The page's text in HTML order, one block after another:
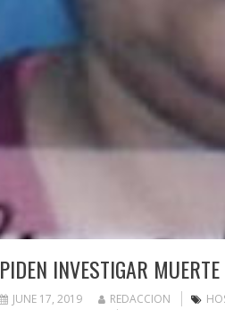
PIDEN INVESTIGAR
JUNE 17, 2019 REDACCION